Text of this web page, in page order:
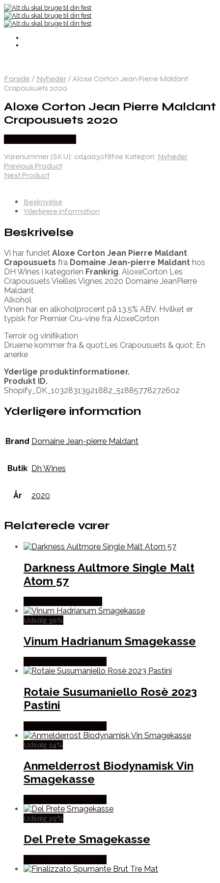
Forside / Nyheder / Aloxe Corton Jean Pierre Maldant
Crapousuets 2020
Aloxe Corton Jean Pierre Maldant
Crapousuets 2020
Varenummer (SKU): cd4aa30f8fae Kategori: Nyheder
Previous Product
Next Product
Beskrivelse
Yderligere information
Beskrivelse
Vi har fundet Aloxe Corton Jean Pierre Maldant
Crapousuets fra Domaine Jean-pierre Maldant hos
DH Wines i kategorien Frankrig. AloxeCorton Les
Crapousuets Vieilles Vignes 2020 Domaine JeanPierre
Maldant
Alkohol
Vinen har en alkoholprocent på 13.5% ABV. Hvilket er
typisk for Premier Cru-vine fra AloxeCorton
Terroir og vinifikation
Druerne kommer fra & quot;Les Crapousuets & quot; En
anerke
Yderlige produktinformationer.
Produkt ID.
Shopify_DK_10328313921882_51885778272602
Yderligere information
Brand Domaine Jean-pierre Maldant
Butik Dh Wines
År 2020
Relaterede varer
Darkness Aultmore Single Malt
Atom 57
Udsalg 36%
Vinum Hadrianum Smagekasse
Rotaie Susumaniello Rosè 2023
Pastini
Udsalg 24%
Anmelderrost Biodynamisk Vin
Smagekasse
Udsalg 29%
Del Prete Smagekasse